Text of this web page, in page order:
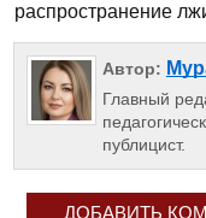
распространение
Автор:
Главный
публицист.
ДОБАВИТЬ